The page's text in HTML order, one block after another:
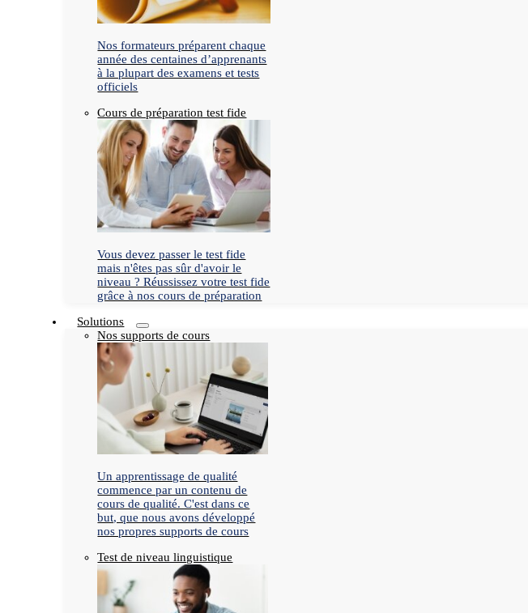
Nos formateurs préparent chaque
année des centaines d’apprenants
à la plupart des examens et tests
officiels
Cours de préparation test fide
Vous devez passer le test fide
mais n'êtes pas sûr d'avoir le
niveau ? Réussissez votre test fide
grâce à nos cours de préparation
Solutions
Nos supports de cours
Un apprentissage de qualité
commence par un contenu de
cours de qualité. C'est dans ce
but, que nous avons développé
nos propres supports de cours
Test de niveau linguistique